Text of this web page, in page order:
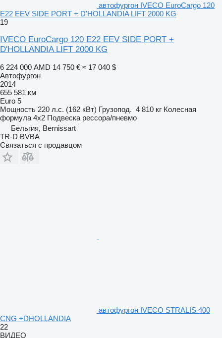
автофургон IVECO EuroCargo 120
E22 EEV SIDE PORT + D'HOLLANDIA LIFT 2000 KG
19
IVECO EuroCargo 120 E22 EEV SIDE PORT +
D'HOLLANDIA LIFT 2000 KG
6 224 000 AMD 14 750 € ≈ 17 040 $
Автофургон
2014
655 581 км
Euro 5
Мощность 220 л.с. (162 кВт) Грузопод. 4 810 кг Колесная
формула 4x2 Подвеска рессора/пневмо
Бельгия, Bernissart
TR-D BVBA
Связаться с продавцом
автофургон IVECO STRALIS 400
CNG +DHOLLANDIA
22
ВИДЕО